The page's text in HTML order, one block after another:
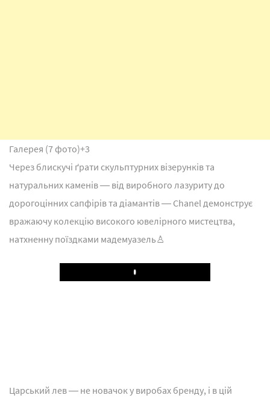
Галерея (7 фото)+3
Через блискучі ґрати скульптурних візерунків та
натуральних каменів ― від виробного лазуриту до
дорогоцінних сапфірів та діамантів ― Chanel демонструє
вражаючу колекцію високого ювелірного мистецтва,
натхненну поїздками мадемуазель♙
Play
Царський лев ― не новачок у виробах бренду, і в цій